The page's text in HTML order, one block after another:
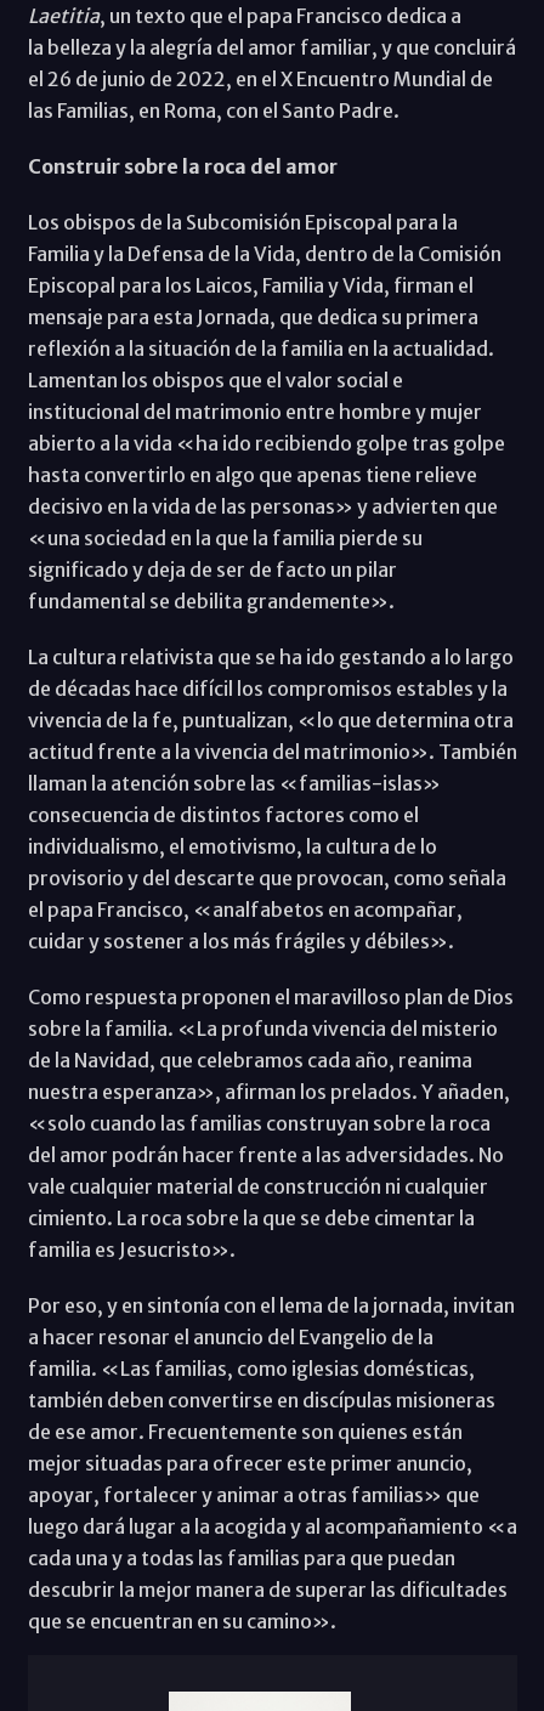
Laetitia, un texto que el papa Francisco dedica a
la belleza y la alegría del amor familiar, y que concluirá
el 26 de junio de 2022, en el X Encuentro Mundial de
las Familias, en Roma, con el Santo Padre.
Construir sobre la roca del amor
Los obispos de la Subcomisión Episcopal para la
Familia y la Defensa de la Vida, dentro de la Comisión
Episcopal para los Laicos, Familia y Vida, firman el
mensaje para esta Jornada, que dedica su primera
reflexión a la situación de la familia en la actualidad.
Lamentan los obispos que el valor social e
institucional del matrimonio entre hombre y mujer
abierto a la vida «ha ido recibiendo golpe tras golpe
hasta convertirlo en algo que apenas tiene relieve
decisivo en la vida de las personas» y advierten que
«una sociedad en la que la familia pierde su
significado y deja de ser de facto un pilar
fundamental se debilita grandemente».
La cultura relativista que se ha ido gestando a lo largo
de décadas hace difícil los compromisos estables y la
vivencia de la fe, puntualizan, «lo que determina otra
actitud frente a la vivencia del matrimonio». También
llaman la atención sobre las «familias-islas»
consecuencia de distintos factores como el
individualismo, el emotivismo, la cultura de lo
provisorio y del descarte que provocan, como señala
el papa Francisco, «analfabetos en acompañar,
cuidar y sostener a los más frágiles y débiles».
Como respuesta proponen el maravilloso plan de Dios
sobre la familia. «La profunda vivencia del misterio
de la Navidad, que celebramos cada año, reanima
nuestra esperanza», afirman los prelados. Y añaden,
«solo cuando las familias construyan sobre la roca
del amor podrán hacer frente a las adversidades. No
vale cualquier material de construcción ni cualquier
cimiento. La roca sobre la que se debe cimentar la
familia es Jesucristo».
Por eso, y en sintonía con el lema de la jornada, invitan
a hacer resonar el anuncio del Evangelio de la
familia. «Las familias, como iglesias domésticas,
también deben convertirse en discípulas misioneras
de ese amor. Frecuentemente son quienes están
mejor situadas para ofrecer este primer anuncio,
apoyar, fortalecer y animar a otras familias» que
luego dará lugar a la acogida y al acompañamiento «a
cada una y a todas las familias para que puedan
descubrir la mejor manera de superar las dificultades
que se encuentran en su camino».